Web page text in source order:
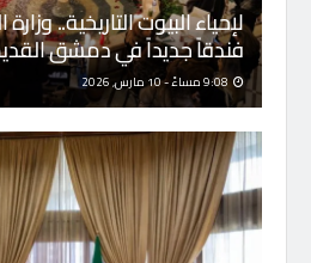
لإحياء البيوت التاريخية..
فندقاً جديداً في دمشق
9:08 مساءً - 10 مارس, 2026